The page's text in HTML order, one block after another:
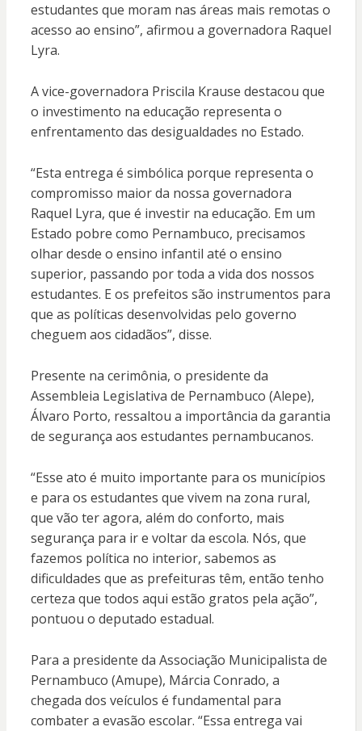
estudantes que moram nas áreas mais remotas o
acesso ao ensino”, afirmou a governadora Raquel
Lyra.
A vice-governadora Priscila Krause destacou que
o investimento na educação representa o
enfrentamento das desigualdades no Estado.
“Esta entrega é simbólica porque representa o
compromisso maior da nossa governadora
Raquel Lyra, que é investir na educação. Em um
Estado pobre como Pernambuco, precisamos
olhar desde o ensino infantil até o ensino
superior, passando por toda a vida dos nossos
estudantes. E os prefeitos são instrumentos para
que as políticas desenvolvidas pelo governo
cheguem aos cidadãos”, disse.
Presente na cerimônia, o presidente da
Assembleia Legislativa de Pernambuco (Alepe),
Álvaro Porto, ressaltou a importância da garantia
de segurança aos estudantes pernambucanos.
“Esse ato é muito importante para os municípios
e para os estudantes que vivem na zona rural,
que vão ter agora, além do conforto, mais
segurança para ir e voltar da escola. Nós, que
fazemos política no interior, sabemos as
dificuldades que as prefeituras têm, então tenho
certeza que todos aqui estão gratos pela ação”,
pontuou o deputado estadual.
Para a presidente da Associação Municipalista de
Pernambuco (Amupe), Márcia Conrado, a
chegada dos veículos é fundamental para
combater a evasão escolar. “Essa entrega vai